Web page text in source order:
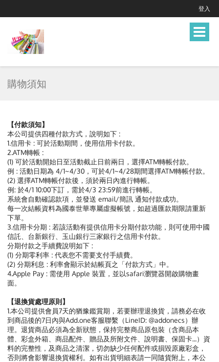
登入
Toggle
購物須知
【付款須知】
本公司提供四種付款方式，說明如下 :
1.信用卡 : 可於活動期間，使用信用卡付款。
2.ATM轉帳 :
(1) 可於活動開始日至活動截止日前兩日，選擇ATM轉帳付款。
例 : 活動日期為 4/1~4/30，可於4/1~4/28期間選擇ATM轉帳付款。
(2) 選擇ATM轉帳付款後，須於兩日內進行轉帳。
例: 於4/1 10:00下訂，需於4/3 23:59前進行轉帳。
系統會自動確認款項，並發送 email/簡訊 通知付款成功。
每一次結帳資料為國泰世華專屬虛擬帳號，如超過匯款期限請重新
下單。
3.信用卡分期 : 若該活動有提供信用卡分期付款功能，則可使用中國
信託、台新銀行、玉山銀行三家銀行之信用卡付款。
分期付款之手續費說明如下 :
(1) 分期零利率 : 代表您不需要支付手績費。
(2) 分期利息 : 利率會顯示於結帳頁之「付款方式」中。
4.Apple Pay : 需使用 Apple 裝置，並以safari瀏覽器開啟購物畫
面。
【退換貨處理原則】
1.本公司提供會員7天的猶豫鑑賞期，若要辦理退換貨，請務必在收
到商品後的7日內與Add.one客服聯繫（LineID: @addonecs）辦
理。退貨商品必須為全新狀態，保持完整商品原包裝（含商品本
體、彩盒外箱、商品配件、贈品及所附文件、說明書、保固卡...）資
料的完整性，及商品之清潔，切勿缺少任何配件或損毀原廠彩盒，
否則將會影響退換貨權利。如有出貨明細表請一同隨貨附上，本公